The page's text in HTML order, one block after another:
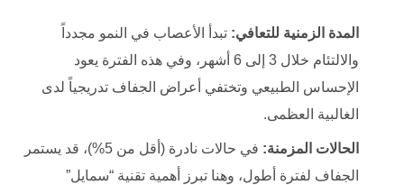
المدة الزمنية للتعافي: تبدأ الأعصاب في النمو مجدداً
والالتئام خلال 3 إلى 6 أشهر، وفي هذه الفترة يعود
الإحساس الطبيعي وتختفي أعراض الجفاف تدريجياً لدى
الغالبية العظمى.
الحالات المزمنة:
في حالات نادرة (أقل من 5%)، قد يستمر
الجفاف لفترة أطول، وهنا تبرز أهمية تقنية “سمايل”